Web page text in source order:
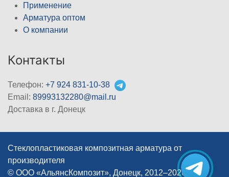
Применение
Арматура оптом
О компании
Контакты
Телефон: +7 924 831-10-38
Email: 89993132280@mail.ru
Доставка в г. Донецк
Стеклопластиковая композитная арматура от
производителя
© ООО «АльянсКомпозит», Донецк, 2012–2026 |